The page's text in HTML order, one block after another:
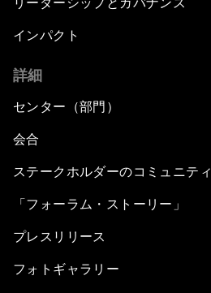
インパクト
詳細
センター（部門）
会合
ステークホルダーのコミュニティ
「フォーラム・ストーリー」
プレスリリース
フォトギャラリー